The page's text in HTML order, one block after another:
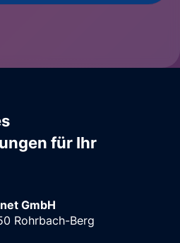
für Ihr
GmbH
Rohrbach-Berg